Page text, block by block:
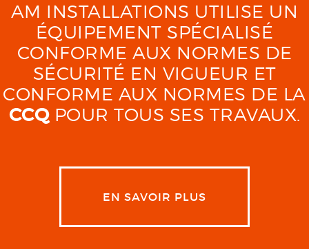
AM INSTALLATIONS UTILISE UN
ÉQUIPEMENT SPÉCIALISÉ
CONFORME AUX NORMES DE
SÉCURITÉ EN VIGUEUR ET
CONFORME AUX NORMES DE LA
CCQPOUR TOUS SES TRAVAUX.
EN SAVOIR PLUS